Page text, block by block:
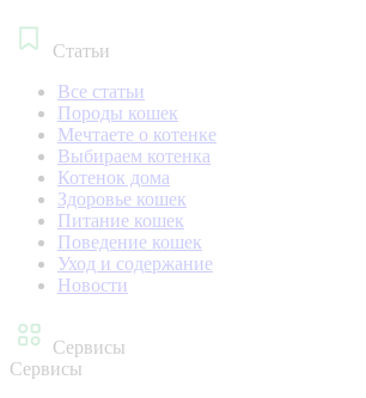
Статьи
Все статьи
Породы кошек
Мечтаете о котенке
Выбираем котенка
Котенок дома
Здоровье кошек
Питание кошек
Поведение кошек
Уход и содержание
Новости
Сервисы
Сервисы